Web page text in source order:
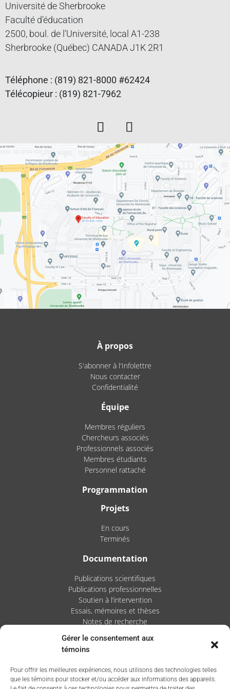
Gérer le consentement aux
témoins
Pour offrir les meilleures expériences, nous utilisons des technologies telles
que les témoins pour stocker et/ou accéder aux informations des appareils.
Université de Sherbrooke
Faculté d’éducation
2500, boul. de l’Université, local A1-238
Sherbrooke (Québec) CANADA J1K 2R1
Téléphone : (819) 821-8000 #62424
Télécopieur : (819) 821-7962
À propos
S'abonner à l'Infolettre
Nous contacter
Confidentialité
Équipe
Membres réguliers
Chercheurs associés
Professionnels associés
Membres étudiants
Personnel rattaché
Programmation
Projets
En cours
Terminés
Documentation
Publications scientifiques
Publications professionnelles
Soutien à l’intervention
Essais, mémoires et thèses
Notes de recherche
Activités
Nouvelles